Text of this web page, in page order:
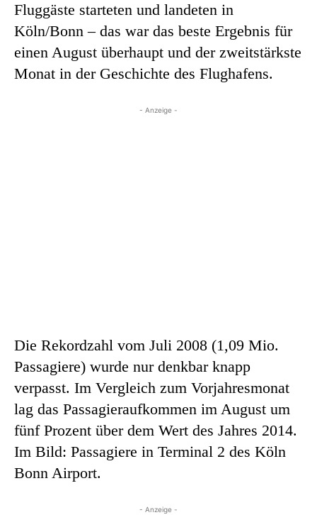
Fluggäste starteten und landeten in
Köln/Bonn – das war das beste Ergebnis für
einen August überhaupt und der zweitstärkste
Monat in der Geschichte des Flughafens.
- Anzeige -
Die Rekordzahl vom Juli 2008 (1,09 Mio.
Passagiere) wurde nur denkbar knapp
verpasst. Im Vergleich zum Vorjahresmonat
lag das Passagieraufkommen im August um
fünf Prozent über dem Wert des Jahres 2014.
Im Bild: Passagiere in Terminal 2 des Köln
Bonn Airport.
- Anzeige -